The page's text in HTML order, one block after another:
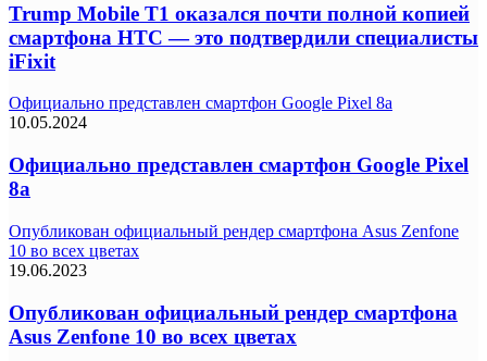
Trump Mobile T1 оказался почти полной копией
смартфона HTC — это подтвердили специалисты
iFixit
Официально представлен смартфон Google Pixel 8a
10.05.2024
Официально представлен смартфон Google Pixel
8a
Опубликован официальный рендер смартфона Asus Zenfone
10 во всех цветах
19.06.2023
Опубликован официальный рендер смартфона
Asus Zenfone 10 во всех цветах